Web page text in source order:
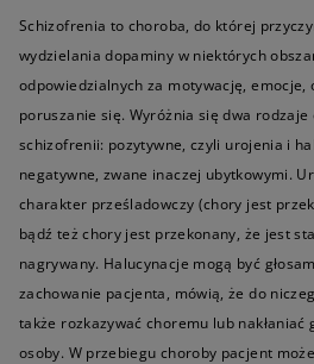
Schizofrenia to choroba, do której
wydzielania dopaminy w niektórych
odpowiedzialnych za motywację, emocje,
poruszanie się. Wyróżnia się dwa
schizofrenii: pozytywne, czyli urojenia i
negatywne, zwane inaczej ubytkowymi.
charakter prześladowczy (chory jest
bądź też chory jest przekonany, że jest
nagrywany. Halucynacje mogą być
zachowanie pacjenta, mówią, że do
także rozkazywać choremu lub
osoby. W przebiegu choroby pacjent